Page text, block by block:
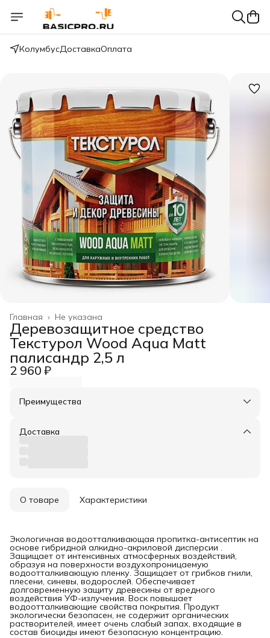
КолумбусДоставкаОплата
Не указана
Главная ›
Деревозащитное средство
Текстурол Wood Aqua Matt
палисандр 2,5 л
2 960 ₽
Преимущества
Оплата частями в Сплит
Удобный возврат
Доставка
О товаре Характеристики
Экологичная водоотталкивающая пропитка-антисептик на
основе гибридной алкидно-акриловой дисперсии .
Защищает от интенсивных атмосферных воздействий,
образуя на поверхности воздухопроницаемую
водоотталкивающую пленку. Защищает от грибков гнили,
плесени, синевы, водорослей. Обеспечивает
долговременную защиту древесины от вредного
воздействия УФ-излучения. Воск повышает
водоотталкивающие свойства покрытия. Продукт
экологически безопасен, не содержит органических
растворителей, имеет очень слабый запах, входящие в
состав биоциды имеют безопасную концентрацию.